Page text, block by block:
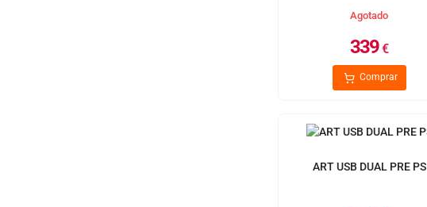
Agotado
339€
Comprar
ART USB DUAL PRE PS